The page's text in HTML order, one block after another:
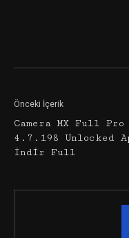
Önceki İçerik
Camera MX Full Pro
4.7.198 Unlocked
İndir Full